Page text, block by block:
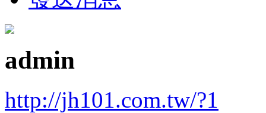
admin
http://jh101.com.tw/?1